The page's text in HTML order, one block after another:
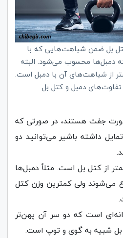
بل ضمن شباهت‌هایی که با
دمبل‌ها محسوب می‌شود. البته
از شباهت‌های آن با دمبل است.
تفاوت‌های دمبل و کتل بل
جفت هستند، در صورتی که
داشته باشیر می‌توانید دو
از کتل بل است. مثلاً دمبل‌ها
می‌شوند ولی کمترین وزن کتل
است که دو سر آن پهن‌تر
شبیه به گوی و توپ است.